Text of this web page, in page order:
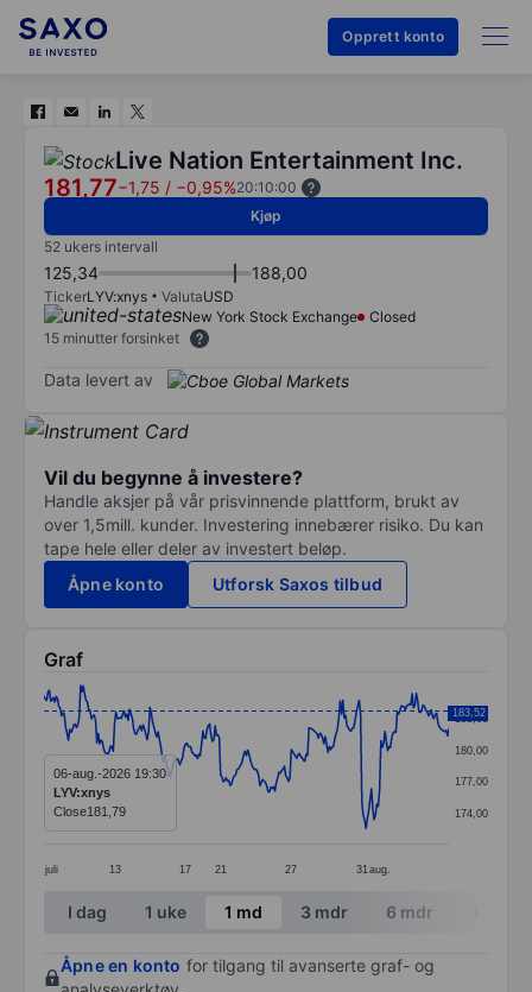
Opprett konto
Live Nation Entertainment Inc.
181,77−1,75 / −0,95%20:10:00
Kjøp
52 ukers intervall
125,34 188,00
TickerLYV:xnys ValutaUSD
New York Stock Exchange
Closed
15 minutter forsinket
Data levert av
Vil du begynne å investere?
Handle aksjer på vår prisvinnende plattform, brukt av
over 1,5mill. kunder. Investering innebærer risiko. Du kan
tape hele eller deler av investert beløp.
Åpne konto
Utforsk Saxos tilbud
Graf
Chart
Line chart with 299 data points.
The chart has 1 X axis displaying categories.
The chart has 1 Y axis displaying values. Data
juli 13 17 21 27 31 aug.
174,00
177,00
180,00
183,00
183,52
06-aug.-2026 19:30
LYV:xnys
Close181,79
End of interactive chart.
I dag 1 uke 1 md 3 mdr 6 mdr
Åpne en konto for tilgang til avanserte graf- og